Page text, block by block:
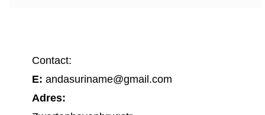
Contact:
E: andasuriname@gmail.com
Adres: